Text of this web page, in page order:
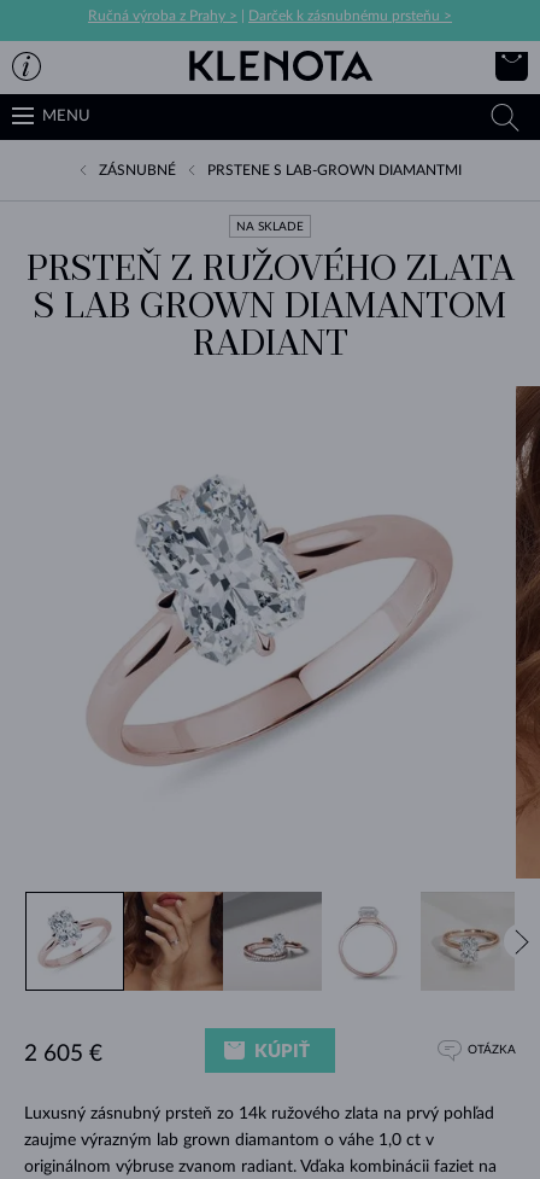
Ručná výroba z Prahy > Darček k zásnubnému prsteňu >
MENU
ZÁSNUBNÉ PRSTENE S LAB-GROWN DIAMANTMI
NA SKLADE
PRSTEŇ Z RUŽOVÉHO ZLATA
S LAB GROWN DIAMANTOM
RADIANT
Luxusný zásnubný prsteň zo 14k ružového zlata na prvý pohľad
zaujme výrazným lab grown diamantom o váhe 1,0 ct v
originálnom výbruse zvanom radiant. Vďaka kombinácii faziet na
2 605 € KÚPIŤ OTÁZKA